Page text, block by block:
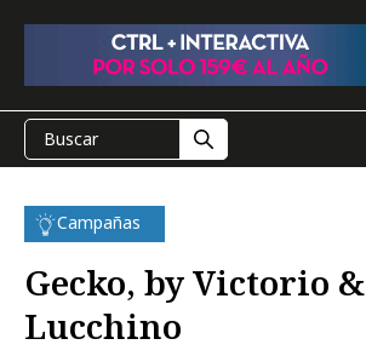
Campañas
Gecko, by Victorio &
Lucchino